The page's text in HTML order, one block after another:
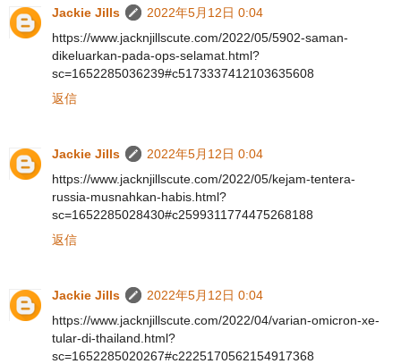
Jackie Jills
2022年5月12日 0:04
https://www.jacknjillscute.com/2022/05/5902-saman-
dikeluarkan-pada-ops-selamat.html?
sc=1652285036239#c5173337412103635608
返信
Jackie Jills
2022年5月12日 0:04
https://www.jacknjillscute.com/2022/05/kejam-tentera-
russia-musnahkan-habis.html?
sc=1652285028430#c2599311774475268188
返信
Jackie Jills
2022年5月12日 0:04
https://www.jacknjillscute.com/2022/04/varian-omicron-xe-
tular-di-thailand.html?
sc=1652285020267#c2225170562154917368